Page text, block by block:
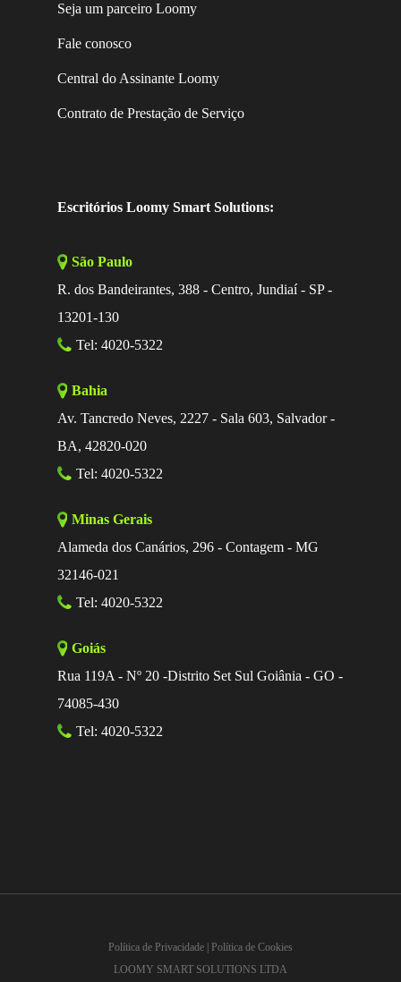
Seja um parceiro Loomy
Fale conosco
Central do Assinante Loomy
Contrato de Prestação de Serviço
Escritórios Loomy Smart Solutions:
São Paulo
R. dos Bandeirantes, 388 - Centro, Jundiaí - SP -
13201-130
Tel: 4020-5322
Bahia
Av. Tancredo Neves, 2227 - Sala 603, Salvador -
BA, 42820-020
Tel: 4020-5322
Minas Gerais
Alameda dos Canários, 296 - Contagem - MG
32146-021
Tel: 4020-5322
Goiás
Rua 119A - Nº 20 -Distrito Set Sul Goiânia - GO -
74085-430
Tel: 4020-5322
Política de Privacidade
Política de Cookies
LOOMY SMART SOLUTIONS LTDA